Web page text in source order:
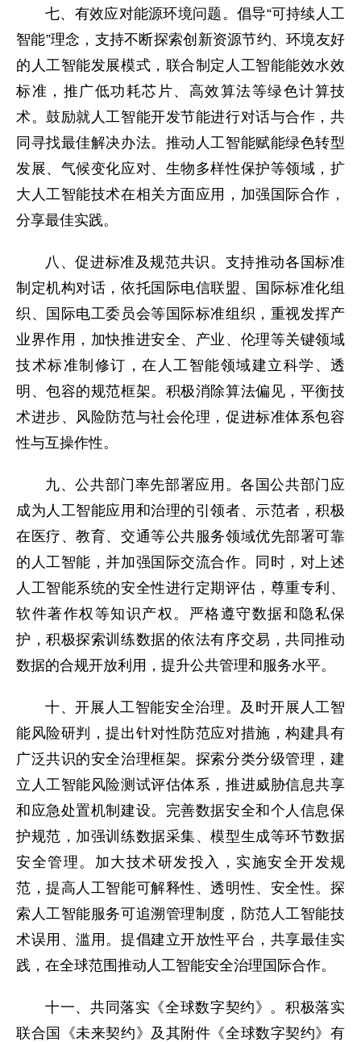
七、有效应对能源环境问题。倡导“可持续人工
智能”理念，支持不断探索创新资源节约、环境友好
的人工智能发展模式，联合制定人工智能能效水效
标准，推广低功耗芯片、高效算法等绿色计算技
术。鼓励就人工智能开发节能进行对话与合作，共
同寻找最佳解决办法。推动人工智能赋能绿色转型
发展、气候变化应对、生物多样性保护等领域，扩
大人工智能技术在相关方面应用，加强国际合作，
分享最佳实践。
八、促进标准及规范共识。支持推动各国标准
制定机构对话，依托国际电信联盟、国际标准化组
织、国际电工委员会等国际标准组织，重视发挥产
业界作用，加快推进安全、产业、伦理等关键领域
技术标准制修订，在人工智能领域建立科学、透
明、包容的规范框架。积极消除算法偏见，平衡技
术进步、风险防范与社会伦理，促进标准体系包容
性与互操作性。
九、公共部门率先部署应用。各国公共部门应
成为人工智能应用和治理的引领者、示范者，积极
在医疗、教育、交通等公共服务领域优先部署可靠
的人工智能，并加强国际交流合作。同时，对上述
人工智能系统的安全性进行定期评估，尊重专利、
软件著作权等知识产权。严格遵守数据和隐私保
护，积极探索训练数据的依法有序交易，共同推动
数据的合规开放利用，提升公共管理和服务水平。
十、开展人工智能安全治理。及时开展人工智
能风险研判，提出针对性防范应对措施，构建具有
广泛共识的安全治理框架。探索分类分级管理，建
立人工智能风险测试评估体系，推进威胁信息共享
和应急处置机制建设。完善数据安全和个人信息保
护规范，加强训练数据采集、模型生成等环节数据
安全管理。加大技术研发投入，实施安全开发规
范，提高人工智能可解释性、透明性、安全性。探
索人工智能服务可追溯管理制度，防范人工智能技
术误用、滥用。提倡建立开放性平台，共享最佳实
践，在全球范围推动人工智能安全治理国际合作。
十一、共同落实《全球数字契约》。积极落实
联合国《未来契约》及其附件《全球数字契约》有